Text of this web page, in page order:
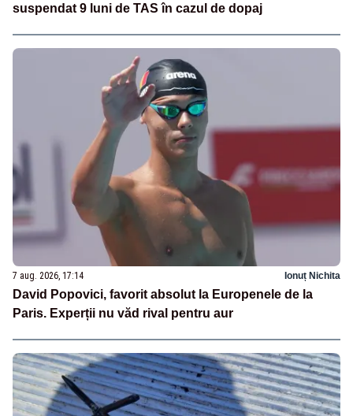
suspendat 9 luni de TAS în cazul de dopaj
7 aug. 2026, 17:14 Ionuț Nichita
David Popovici, favorit absolut la Europenele de la
Paris. Experții nu văd rival pentru aur